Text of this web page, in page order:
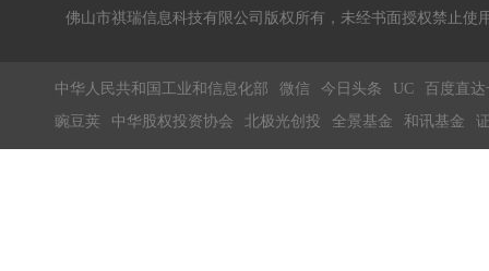
佛山市祺瑞信息科技有限公司版权所有，未经书面授权禁止
中华人民共和国工业和信息化部 微信 今日头条 UC
百度直达
豌豆荚
中华股权投资协会 北极光创投 全景基金 和讯基金